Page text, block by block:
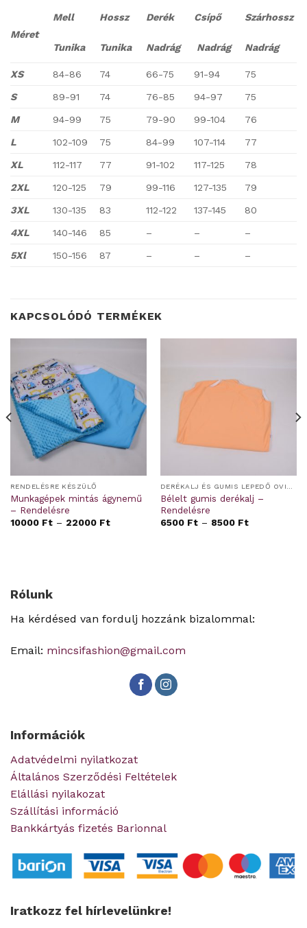
Méret
Mell
Tunika
Hossz
Tunika
Derék
Nadrág
Csípő
Nadrág
Szárhossz
Nadrág
XS 84-86 74 66-75 91-94 75
S 89-91 74 76-85 94-97 75
M 94-99 75 79-90 99-104 76
L 102-109 75 84-99 107-114 77
XL 112-117 77 91-102 117-125 78
2XL 120-125 79 99-116 127-135 79
3XL 130-135 83 112-122 137-145 80
4XL 140-146 85 – – –
5Xl 150-156 87 – – –
KAPCSOLÓDÓ TERMÉKEK
RENDELÉSRE KÉSZÜLŐ
Munkagépek mintás ágynemű
– Rendelésre
10000 Ft– 22000 Ft
DERÉKALJ ÉS GUMIS LEPEDŐ OVIS/BÖLCSIS FEKTETŐRE
Bélelt gumis derékalj –
Rendelésre
6500 Ft– 8500 Ft
Rólunk
Ha kérdésed van fordulj hozzánk bizalommal:
Email: mincsifashion@gmail.com
Információk
Adatvédelmi nyilatkozat
Általános Szerződési Feltételek
Elállási nyilakozat
Szállítási információ
Bankkártyás fizetés Barionnal
Iratkozz fel hírlevelünkre!